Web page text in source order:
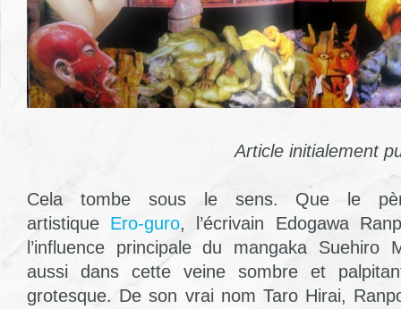
Article initialement
Cela tombe sous le sens. Que le
artistique Ero-guro, l’écrivain Edogawa
l’influence principale du mangaka Suehiro
aussi dans cette veine sombre et
grotesque. De son vrai nom Taro Hirai,